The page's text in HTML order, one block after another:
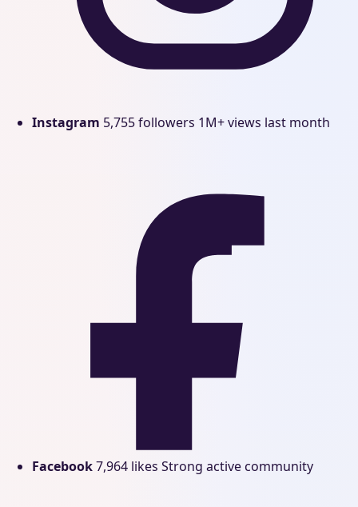
Instagram 5,755 followers 1M+ views last month
Facebook7,964 likes Strong active community